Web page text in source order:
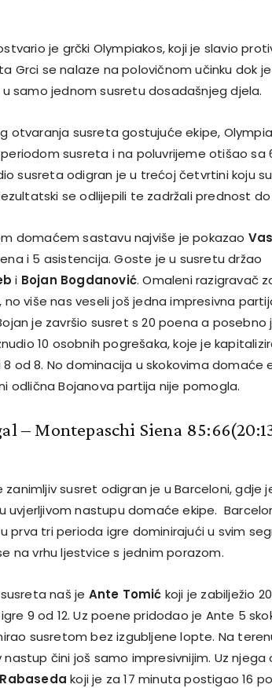
je grčki Olympiakos, koji je slavio
Grci se nalaze na polovičnom učinku dok
samo jednom susretu dosadašnjeg djela.
otvaranja susreta gostujuće ekipe,
susreta i na poluvrijeme otišao sa
susreta odigran je u trećoj četvrtini koju
se odlijepili te zadržali prednost
domaćem sastavu najviše je pokazao
i 5 asistencija. Goste je u susretu držao
i Bojan Bogdanović. Omaleni razigravač
no više nas veseli još jedna impresivna
je završio susret s 20 poena a posebno
10 osobnih pogrešaka, koje je
od 8. No dominacija u skokovima domaće
odlična Bojanova partija nije pomogla.
– Montepaschi Siena 85:66
susret odigran je u Barceloni, gdje
uvjerljivom nastupu domaće ekipe.
prva tri perioda igre dominirajući u svim
na vrhu ljestvice s jednim porazom.
naš je Ante Tomić koji je zabilježio
9 od 12. Uz poene pridodao je Ante 5
susretom bez izgubljene lopte. Na
čini još samo impresivnijim. Uz njega
koji je za 17 minuta postigao 16